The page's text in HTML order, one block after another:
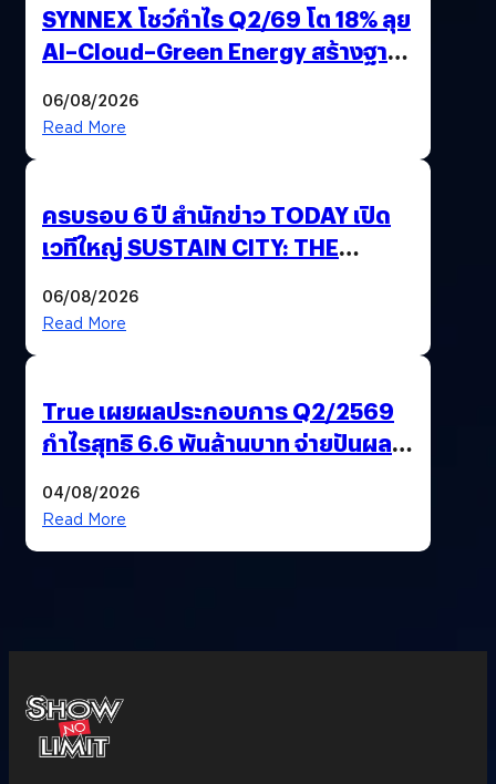
SYNNEX โชว์กำไร Q2/69 โต 18% ลุย
AI–Cloud–Green Energy สร้างฐาน
Growth Engine พร้อมจ่ายปันผล
06/08/2026
Read More
ครบรอบ 6 ปี สำนักข่าว TODAY เปิด
เวทีใหญ่ SUSTAIN CITY: THE
ปรับตัวสู่เศรษฐกิจสีเขียวอย่างยั่งยืน
06/08/2026
Read More
True เผยผลประกอบการ Q2/2569
กำไรสุทธิ 6.6 พันล้านบาท จ่ายปันผล
04/08/2026
Read More